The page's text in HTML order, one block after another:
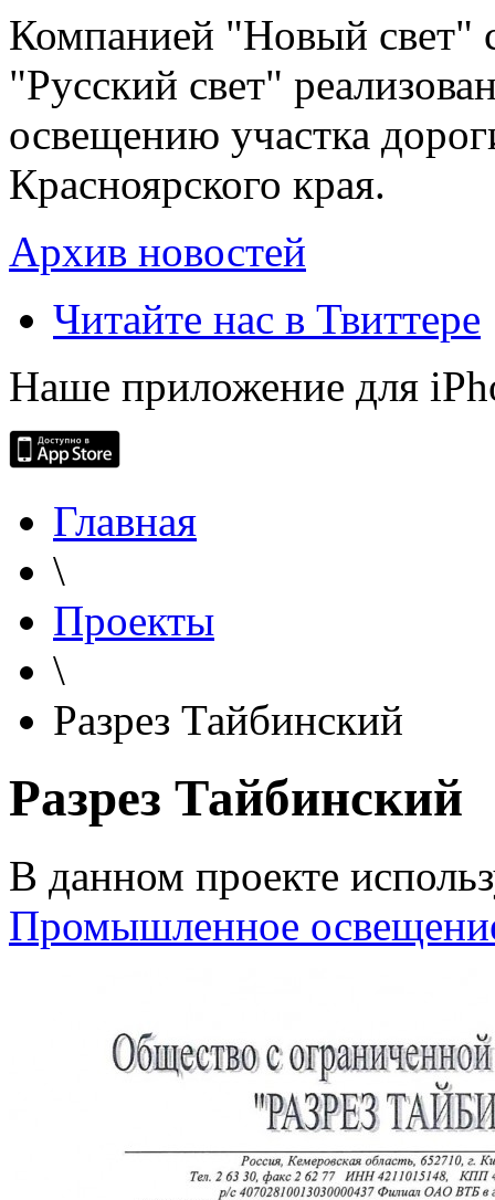
Компанией "Новый свет"
"Русский свет"
освещению участка
Красноярского края.
Архив новостей
Читайте нас в Твиттере
Наше приложение для
Главная
\
Проекты
\
Разрез Тайбинский
Разрез Тайбинский
В данном проекте
Промышленное